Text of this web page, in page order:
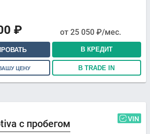
₽ от 25 050 ₽/мес.
В КРЕДИТ
ЦЕНУ В TRADE IN
с пробегом VIN